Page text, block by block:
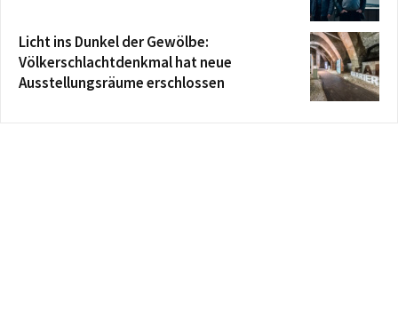
Licht ins Dunkel der Gewölbe:
Völkerschlachtdenkmal hat neue
Ausstellungsräume erschlossen